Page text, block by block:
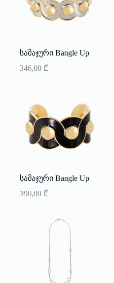
სამაჯური Bangle Up
346,00 ₾
სამაჯური Bangle Up
390,00 ₾